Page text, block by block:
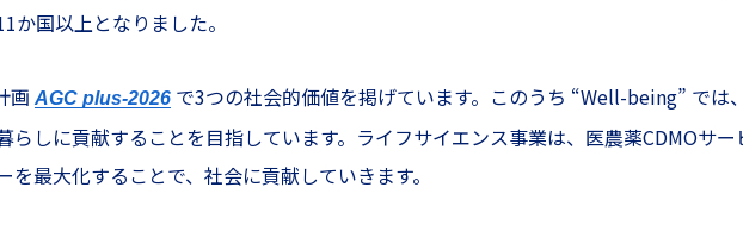
か国以上となりました。
画AGC plus-2026で3つの社会的価値を掲げています。このうち “Well-being” では
らしに貢献することを目指しています。ライフサイエンス事業は、医農薬CDMOサ
最大化することで、社会に貢献していきます。